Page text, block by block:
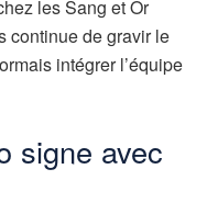
les Sang et Or
continue de gravir le
intégrer l’équipe
signe avec